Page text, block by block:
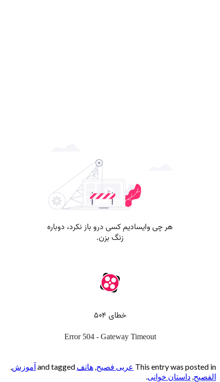
This entry was posted in عربی فصیح, هاتف آموزش,
الفصيح, داستان خوانی.